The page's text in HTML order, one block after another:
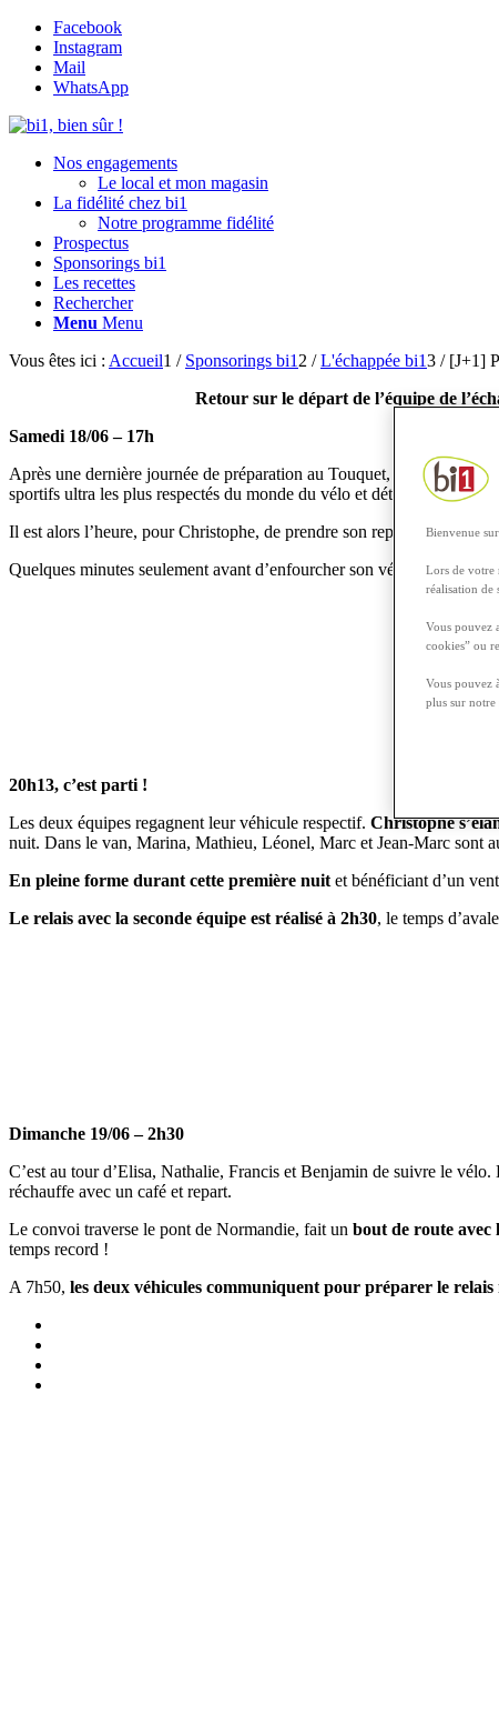
Facebook
Instagram
Mail
WhatsApp
Nos engagements
Le local et mon magasin
La fidélité chez bi1
Notre programme fidélité
Prospectus
Sponsorings bi1
Les recettes
Rechercher
Menu Menu
Vous êtes ici : Accueil1 / Sponsorings bi1 2 / L'échappée bi13 / [J+1]
Retour sur le départ de l’équipe de
Samedi 18/06 – 17h
Après une dernière journée de préparation au Touquet, toute
sportifs ultra les plus respectés du monde du vélo et détenteur du
Il est alors l’heure, pour Christophe, de prendre son repas
avant de
Quelques minutes seulement avant d’enfourcher son vélo, il reçoit
20h13, c’est parti !
Les deux équipes regagnent leur véhicule respectif. Christophe
nuit. Dans le van, Marina, Mathieu, Léonel, Marc et Jean-Marc sont
En pleine forme durant cette première nuit et bénéficiant d’un
Le relais avec la seconde équipe est réalisé à 2h30, le temps
Dimanche 19/06 – 2h30
C’est au tour d’Elisa, Nathalie, Francis et Benjamin de suivre le
réchauffe avec un café et repart.
Le convoi traverse le pont de Normandie, fait un bout de route avec
temps record !
A 7h50, les deux véhicules communiquent pour préparer le
Bienvenue
Lors de votre
réalisation de
Vous pouvez
cookies” ou
Vous pouvez
plus sur notre